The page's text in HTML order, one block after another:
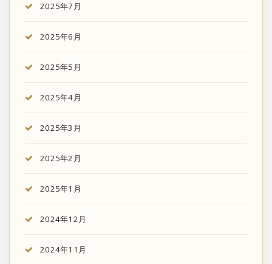
2025年7月
2025年6月
2025年5月
2025年4月
2025年3月
2025年2月
2025年1月
2024年12月
2024年11月